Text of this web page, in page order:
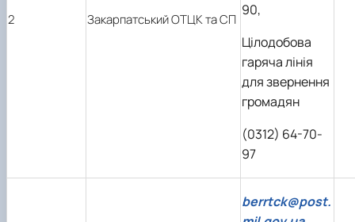
2 Закарпатський ОТЦК та СП
90,
Цілодобова
гаряча лінія
для звернення
громадян
(0312) 64-70-
97
berrtck@post.